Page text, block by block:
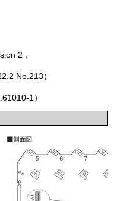
2，
No.213）
1）